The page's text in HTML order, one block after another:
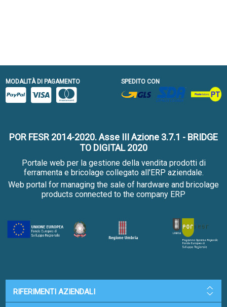
MODALITÀ DI PAGAMENTO SPEDITO CON
POR FESR 2014-2020. Asse III Azione 3.7.1 - BRIDGE
TO DIGITAL 2020
Portale web per la gestione della vendita prodotti di
ferramenta e bricolage collegato all'ERP aziendale.
Web portal for managing the sale of hardware and bricolage
products connected to the company ERP
RIFERIMENTI AZIENDALI